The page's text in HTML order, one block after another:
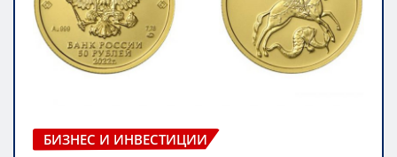
БИЗНЕС И ИНВЕСТИЦИИ